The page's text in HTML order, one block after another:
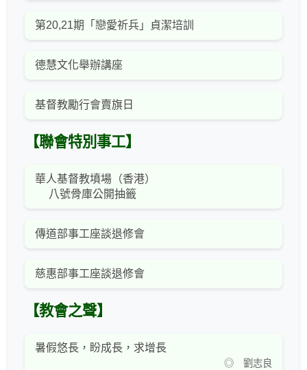
第20,21期「戀愛祈兵」貞潔培訓
德慧文化舉辦講座
基督教勵行會賣旗日
【聯會特別事工】
華人基督教墳場（香港）
八號骨庫公開抽籤
傳道部事工座談退修會
慈惠部事工座談退修會
【教會之聲】
暑假悠長，盼成長，求增長
◎ 劉志良